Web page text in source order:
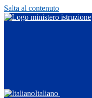
Salta al contenuto
Italiano